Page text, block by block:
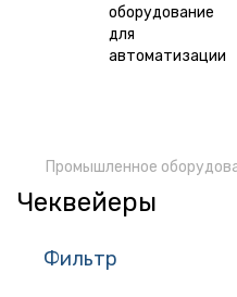
Промышленное
Чеквейеры
Фильтр